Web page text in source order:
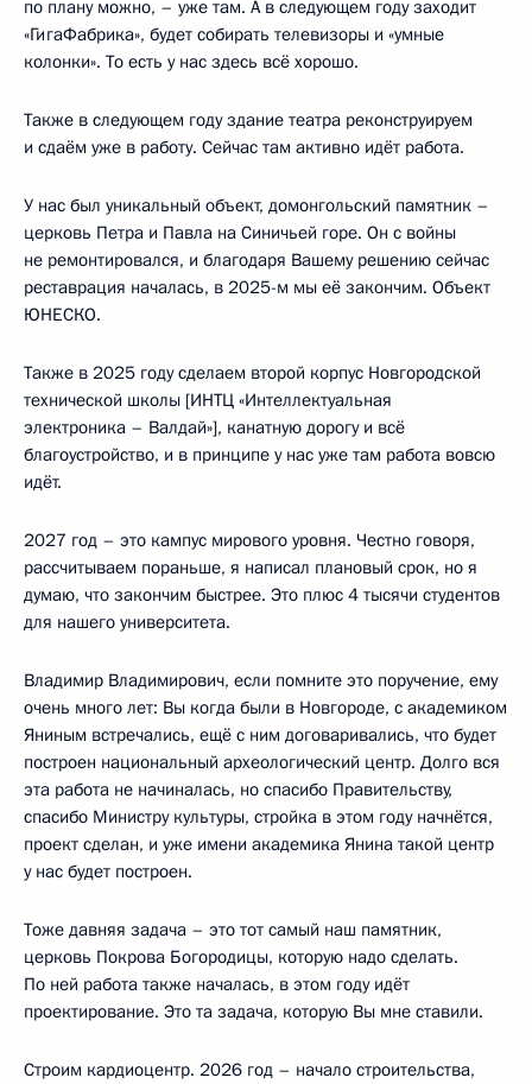
по плану можно, – уже там. А в следующем году заходит
«ГигаФабрика», будет собирать телевизоры и «умные
колонки». То есть у нас здесь всё хорошо.
Также в следующем году здание театра реконструируем
и сдаём уже в работу. Сейчас там активно идёт работа.
У нас был уникальный объект, домонгольский памятник –
церковь Петра и Павла на Синичьей горе. Он с войны
не ремонтировался, и благодаря Вашему решению сейчас
реставрация началась, в 2025-м мы её закончим. Объект
ЮНЕСКО.
Также в 2025 году сделаем второй корпус Новгородской
технической школы [ИНТЦ «Интеллектуальная
электроника – Валдай»], канатную дорогу и всё
благоустройство, и в принципе у нас уже там работа вовсю
идёт.
2027 год – это кампус мирового уровня. Честно говоря,
рассчитываем пораньше, я написал плановый срок, но я
думаю, что закончим быстрее. Это плюс 4 тысячи студентов
для нашего университета.
Владимир Владимирович, если помните это поручение, ему
очень много лет: Вы когда были в Новгороде, с академиком
Яниным встречались, ещё с ним договаривались, что будет
построен национальный археологический центр. Долго вся
эта работа не начиналась, но спасибо Правительству,
спасибо Министру культуры, стройка в этом году начнётся,
проект сделан, и уже имени академика Янина такой центр
у нас будет построен.
Тоже давняя задача – это тот самый наш памятник,
церковь Покрова Богородицы, которую надо сделать.
По ней работа также началась, в этом году идёт
проектирование. Это та задача, которую Вы мне ставили.
Строим кардиоцентр. 2026 год – начало строительства,